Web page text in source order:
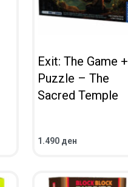
Exit: The Game +
Puzzle – The
Sacred Temple
1.490 ден
ВО КОШНИЧКА